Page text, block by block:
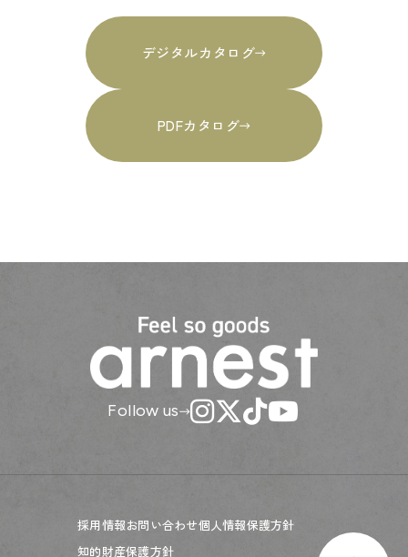
デジタルカタログ
PDFカタログ
Follow us
採用情報お問い合わせ個人情報保護方針
知的財産保護方針